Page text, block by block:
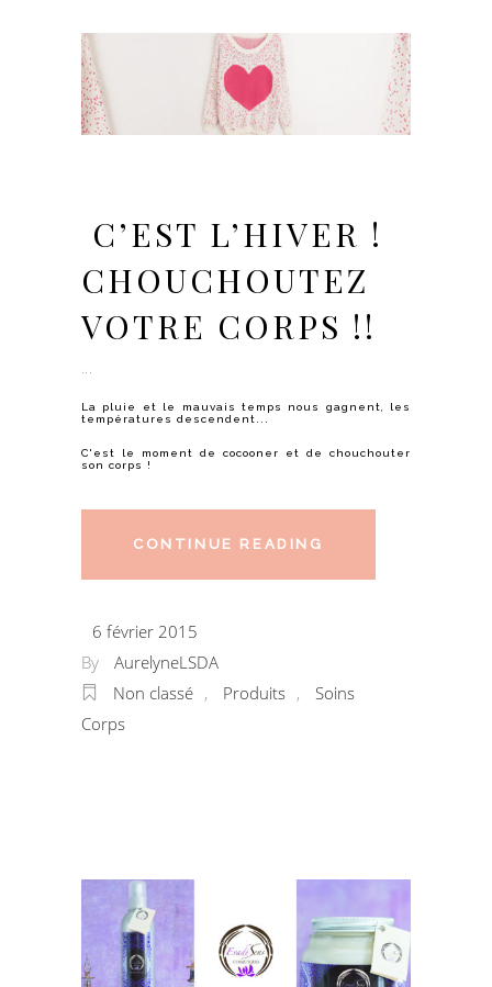
C’EST L’HIVER !
CHOUCHOUTEZ
VOTRE CORPS !!
La pluie et le mauvais temps nous gagnent, les
températures descendent...
C'est le moment de cocooner et de chouchouter
son corps !
CONTINUE READING
6 février 2015
By
AurelyneLSDA
Non classé , Produits ,
Soins
Corps